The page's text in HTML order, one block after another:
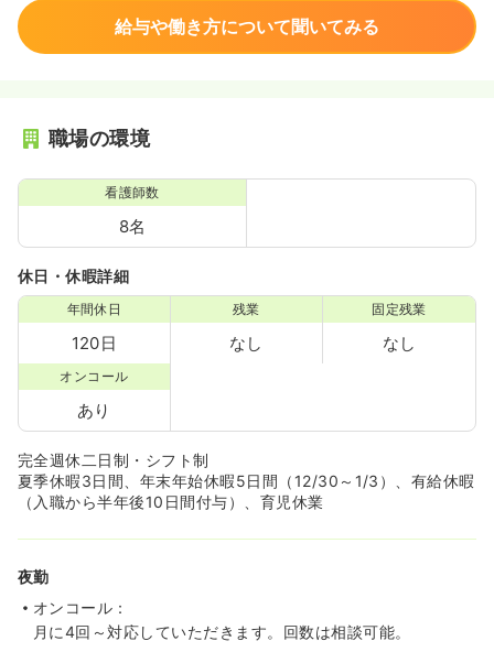
給与や働き方について聞いてみる
職場の環境
看護師数
8名
休日・休暇詳細
年間休日
120日
残業
なし
固定残業
なし
オンコール
あり
完全週休二日制・シフト制
夏季休暇3日間、年末年始休暇5日間（12/30～1/3）、有給休暇
（入職から半年後10日間付与）、育児休業
夜勤
オンコール：
月に4回～対応していただきます。回数は相談可能。